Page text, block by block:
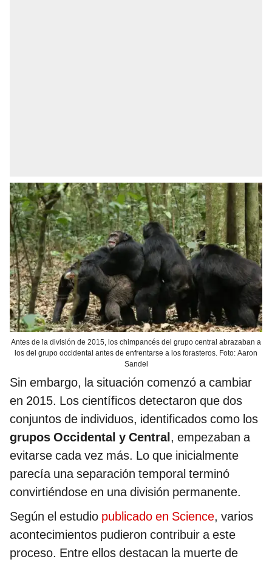
Antes de la división de 2015, los chimpancés del grupo central abrazaban a
los del grupo occidental antes de enfrentarse a los forasteros. Foto: Aaron
Sandel
Sin embargo, la situación comenzó a cambiar
en 2015. Los científicos detectaron que dos
conjuntos de individuos, identificados como los
grupos Occidental y Central, empezaban a
evitarse cada vez más. Lo que inicialmente
parecía una separación temporal terminó
convirtiéndose en una división permanente.
Según el estudio publicado en Science, varios
acontecimientos pudieron contribuir a este
proceso. Entre ellos destacan la muerte de